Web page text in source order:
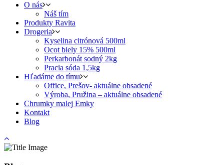
O nás
Náš tím
Produkty Ravita
Drogeria
Kyselina citrónová 500ml
Ocot biely 15% 500ml
Perkarbonát sodný 2kg
Pracia sóda 1,5kg
Hľadáme do tímu
Office, Prešov- aktuálne obsadené
Výroba, Pružina – aktuálne obsadené
Chrumky malej Emky
Kontakt
Blog